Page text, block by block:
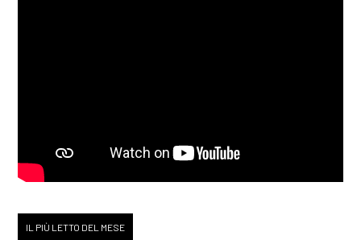
IL PIÙ LETTO DEL MESE